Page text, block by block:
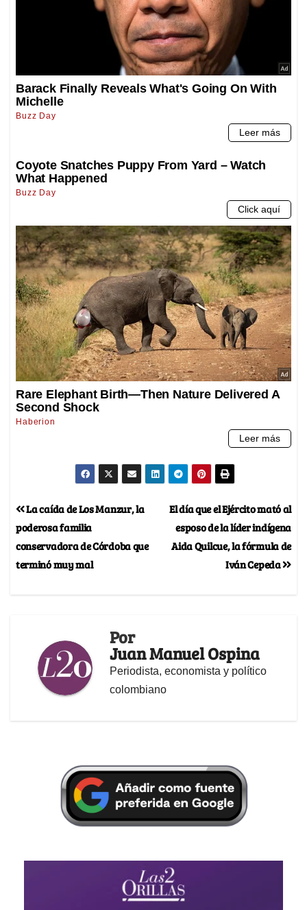
El día que el Ejército mató al
esposo de la líder indígena
Aida Quilcue, la fórmula de
Iván Cepeda
La caída de Los Manzur, la
poderosa familia
conservadora de Córdoba que
terminó muy mal
Por
Juan Manuel Ospina
Periodista, economista y político
colombiano